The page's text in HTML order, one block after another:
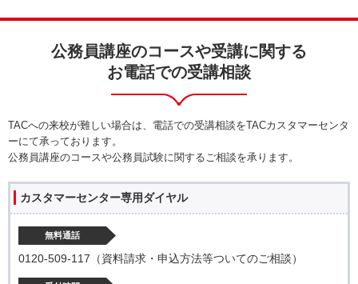
公務員講座のコースや受講に関する
お電話での受講相談
TACへの来校が難しい場合は、電話での受講相談をTACカスタマーセンタ
ーにて承っております。
公務員講座のコースや公務員試験に関するご相談を承ります。
カスタマーセンター専用ダイヤル
無料通話
0120-509-117（資料請求・申込方法等ついてのご相談）